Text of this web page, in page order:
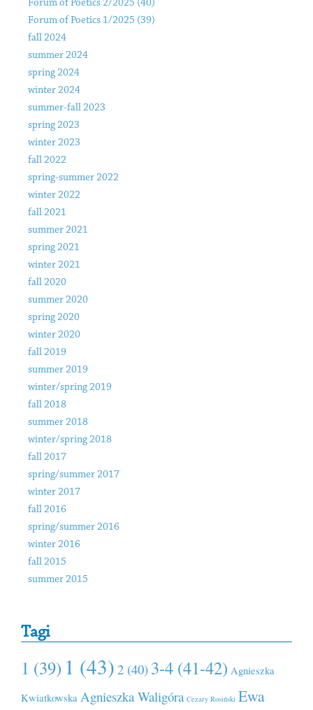
Forum of Poetics 2/2025 (40)
Forum of Poetics 1/2025 (39)
fall 2024
summer 2024
spring 2024
winter 2024
summer-fall 2023
spring 2023
winter 2023
fall 2022
spring-summer 2022
winter 2022
fall 2021
summer 2021
spring 2021
winter 2021
fall 2020
summer 2020
spring 2020
winter 2020
fall 2019
summer 2019
winter/spring 2019
fall 2018
summer 2018
winter/spring 2018
fall 2017
spring/summer 2017
winter 2017
fall 2016
spring/summer 2016
winter 2016
fall 2015
summer 2015
Tagi
1 (39) 1 (43) 2 (40) 3-4 (41-42) Agnieszka
Kwiatkowska Agnieszka Waligóra Cezary Rosiński Ewa